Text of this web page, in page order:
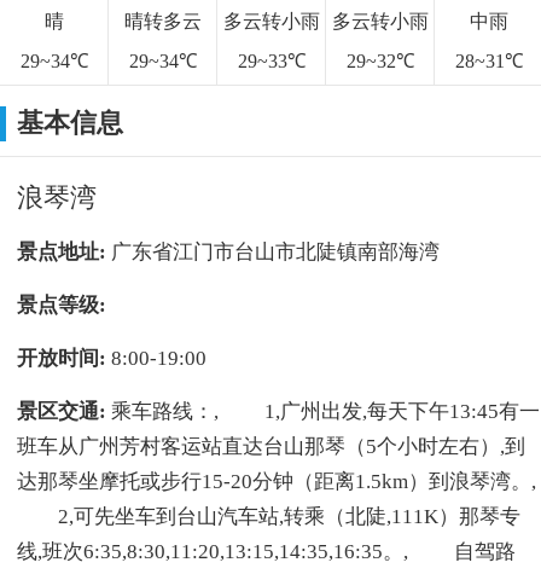
晴
29~34℃
晴转多云
29~34℃
多云转小雨
29~33℃
多云转小雨
29~32℃
中雨
28~31℃
基本信息
浪琴湾
景点地址: 广东省江门市台山市北陡镇南部海湾
景点等级:
开放时间:8:00-19:00
景区交通:乘车路线：, 1,广州出发,每天下午13:45有一
班车从广州芳村客运站直达台山那琴（5个小时左右）,到
达那琴坐摩托或步行15-20分钟（距离1.5km）到浪琴湾。,
2,可先坐车到台山汽车站,转乘（北陡,111K）那琴专
线,班次6:35,8:30,11:20,13:15,14:35,16:35。, 自驾路